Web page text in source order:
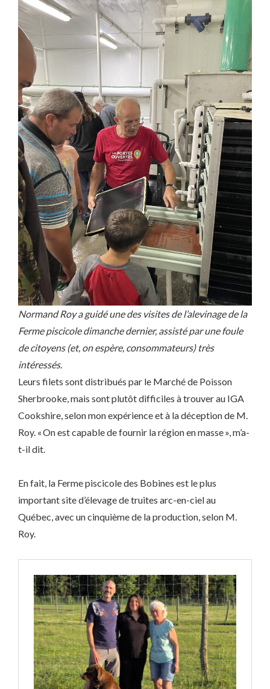
Normand Roy a guidé une des visites de l’alevinage de la
Ferme piscicole dimanche dernier, assisté par une foule
de citoyens (et, on espère, consommateurs) très
intéressés.
Leurs filets sont distribués par le Marché de Poisson
Sherbrooke, mais sont plutôt difficiles à trouver au IGA
Cookshire, selon mon expérience et à la déception de M.
Roy. « On est capable de fournir la région en masse », m’a-
t-il dit.
En fait, la Ferme piscicole des Bobines est le plus
important site d’élevage de truites arc-en-ciel au
Québec, avec un cinquième de la production, selon M.
Roy.